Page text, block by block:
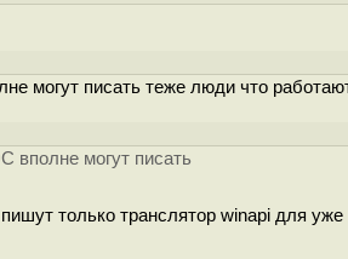
могут писать теже люди что
вполне могут писать
только транслятор winapi для уже